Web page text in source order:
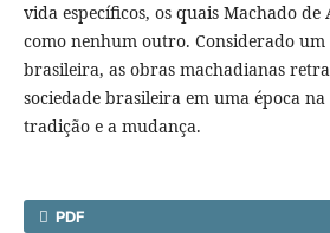
vida específicos, os quais Machado de
como nenhum outro. Considerado
brasileira, as obras machadianas
sociedade brasileira em uma época
tradição e a mudança.
PDF